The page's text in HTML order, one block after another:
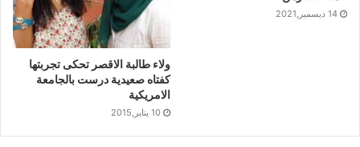
14 ديسمبر,2021
ولاء طالبة الاقصر تحكى تجربتها
كفتاه صعيدية درست بالجامعة
الامريكية
10 يناير,2015